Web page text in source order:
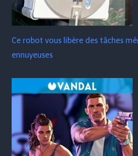
Ce robot vous libère des tâches
ennuyeuses